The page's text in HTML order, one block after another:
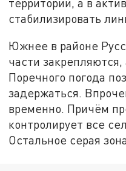
стабилизировать
Южнее в районе
части
Поречного погода
задержаться.
временно. Причём
контролирует все
Остальное серая